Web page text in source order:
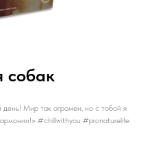
собак
Мир так огромен, но с тобой я
#chillwithyou #pronaturelife